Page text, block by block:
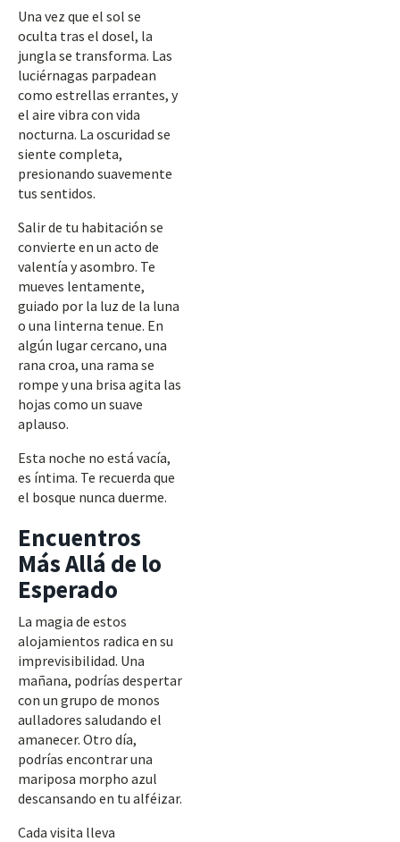
Una vez que el sol se
oculta tras el dosel, la
jungla se transforma. Las
luciérnagas parpadean
como estrellas errantes, y
el aire vibra con vida
nocturna. La oscuridad se
siente completa,
presionando suavemente
tus sentidos.
Salir de tu habitación se
convierte en un acto de
valentía y asombro. Te
mueves lentamente,
guiado por la luz de la luna
o una linterna tenue. En
algún lugar cercano, una
rana croa, una rama se
rompe y una brisa agita las
hojas como un suave
aplauso.
Esta noche no está vacía,
es íntima. Te recuerda que
el bosque nunca duerme.
Encuentros
Más Allá de lo
Esperado
La magia de estos
alojamientos radica en su
imprevisibilidad. Una
mañana, podrías despertar
con un grupo de monos
aulladores saludando el
amanecer. Otro día,
podrías encontrar una
mariposa morpho azul
descansando en tu alféizar.
Cada visita lleva